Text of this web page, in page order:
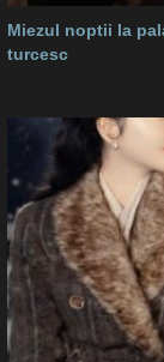
Miezul noptii la
turcesc